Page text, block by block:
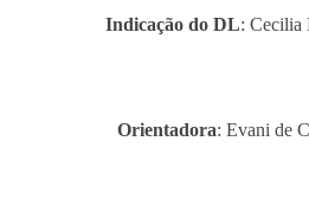
Indicação do DL: Cecilia
Orientadora: Evani de